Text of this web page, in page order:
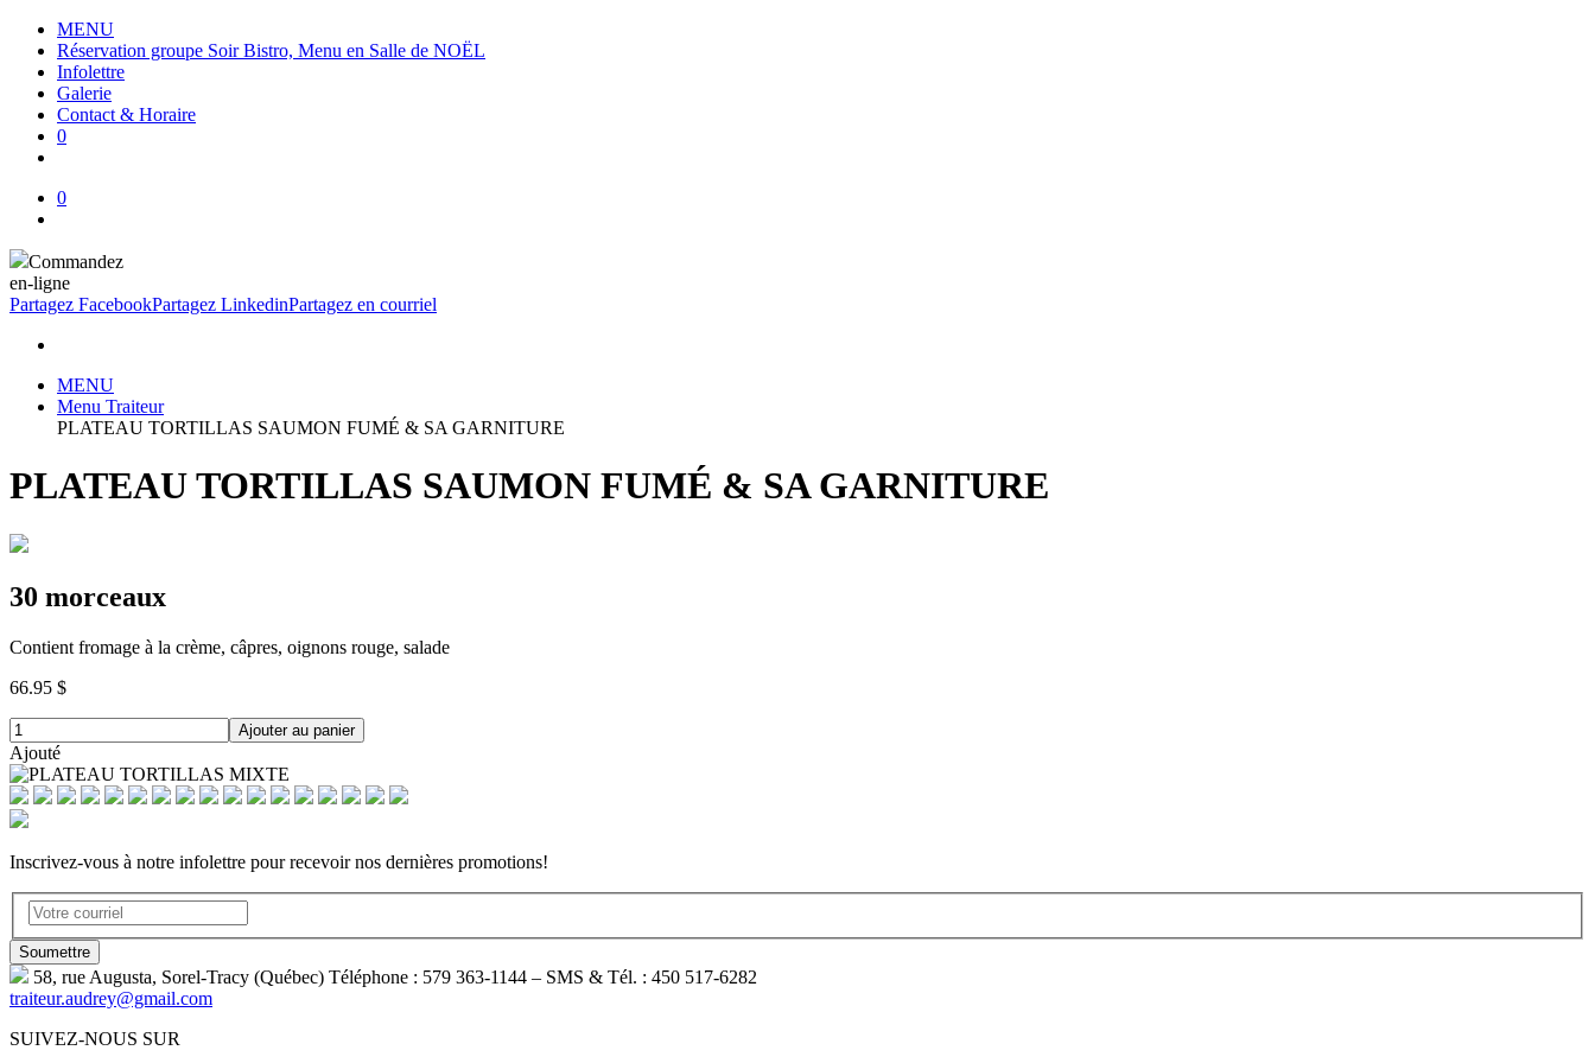
MENU
Réservation groupe Soir Bistro, Menu en Salle de NOËL
Infolettre
Galerie
Contact & Horaire
0
0
Commandez
en-ligne
Partagez FacebookPartagez LinkedinPartagez en courriel
MENU
Menu Traiteur
PLATEAU TORTILLAS SAUMON FUMÉ & SA GARNITURE
PLATEAU TORTILLAS SAUMON FUMÉ & SA GARNITURE
30 morceaux
Contient fromage à la crème, câpres, oignons rouge, salade
66.95 $
Ajouter au panier
Ajouté
Inscrivez-vous à notre infolettre pour recevoir nos dernières promotions!
58, rue Augusta, Sorel-Tracy (Québec) Téléphone : 579 363-1144 – SMS & Tél. : 450 517-6282
traiteur.audrey@gmail.com
SUIVEZ-NOUS SUR